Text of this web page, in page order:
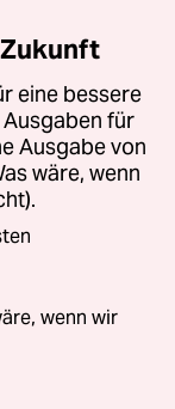
eine bessere
für
Ausgabe von
wäre, wenn
wenn wir